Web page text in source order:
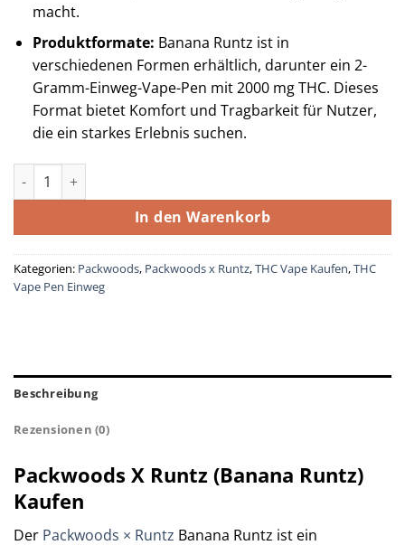
macht. ​
Produktformate: Banana Runtz ist in
verschiedenen Formen erhältlich, darunter ein 2-
Gramm-Einweg-Vape-Pen mit 2000 mg THC. Dieses
Format bietet Komfort und Tragbarkeit für Nutzer,
die ein starkes Erlebnis suchen.
Packwoods X Runtz (Banana Runtz) Menge
In den Warenkorb
Kategorien: Packwoods, Packwoods x Runtz,THC Vape Kaufen,THC
Vape Pen Einweg
Beschreibung
Rezensionen (0)
Packwoods X Runtz (Banana Runtz)
Kaufen​
Der Packwoods × Runtz Banana Runtz ist ein